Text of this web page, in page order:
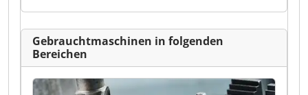
Gebrauchtmaschinen in folgenden
Bereichen